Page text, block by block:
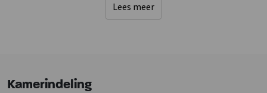
Ligging accommodatie
Lees meer
Kamerindeling